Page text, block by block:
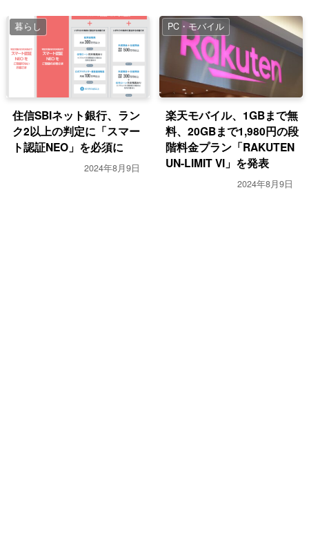
暮らし
住信SBIネット銀行、ラン
ク2以上の判定に「スマー
ト認証NEO」を必須に
2024年8月9日
PC・モバイル
楽天モバイル、1GBまで無
料、20GBまで1,980円の段
階料金プラン「RAKUTEN
UN-LIMIT VI」を発表
2024年8月9日